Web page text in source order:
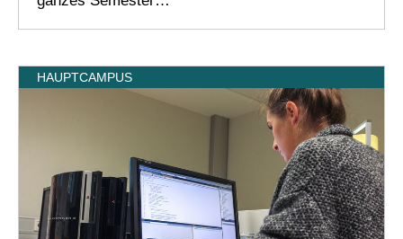
HAUPTCAMPUS